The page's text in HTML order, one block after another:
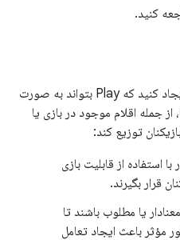
کنید.
ایجاد کنید که Play بتواند به صورت
جمله اقلام موجود در بازی یا
توزیع کند:
استفاده از قابلیت بازی
یا مطلوب باشند تا
مؤثر باعث ایجاد تعامل